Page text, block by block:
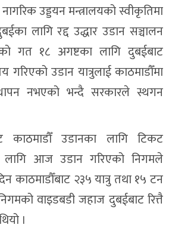
उड्डयन मन्त्रालयको स्वीकृतिमा
लागि रद्द उद्धार उडान सञ्चालन
गत १८ अगष्टका लागि दुबईबाट
गरिएको उडान यात्रुलाई काठमाडौँमा
नभएको भन्दै सरकारले स्थगन
काठमाडौँ उडानका लागि टिकट
लागि आज उडान गरिएको निगमले
काठमाडौँबाट २३५ यात्रु तथा १५ टन
वाइडबडी जहाज दुबईबाट रित्तै
।